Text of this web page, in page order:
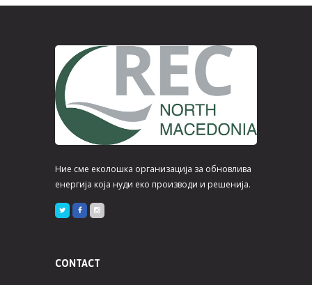
Ние сме еколошка организација за обновлива
енергија која нуди еко производи и решенија.
CONTACT